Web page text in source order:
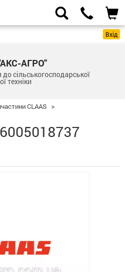
Вхід
АГРО"
сільськогосподарської
техніки
CLAAS >